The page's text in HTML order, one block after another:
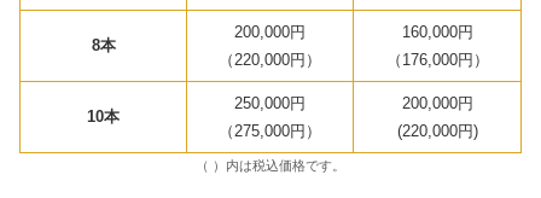
8本
200,000円
（220,000円）
160,000円
（176,000円）
10本
250,000円
（275,000円）
200,000円
(220,000円)
（ ）内は税込価格です。